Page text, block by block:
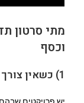
וכסף
1) כשאין צורך ביום צילום (או שהוא מורכב)